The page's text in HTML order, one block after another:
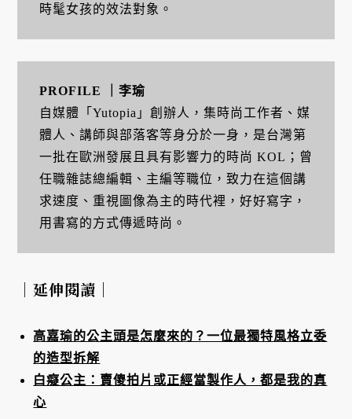
時髦女孩的效法對象。
PROFILE ｜李瑜
自媒體「Yutopia」創辦人，集時尚工作者、媒
體人、講師與部落客等身分於一身，是台灣第
一批在歐洲發展且具有影響力的時尚 KOL；曾
任職雜誌總編輯、主編等職位，致力在這個講
求速度、重視圖像為主的時代裡，好好寫字，
用書寫的方式傳遞時尚。
｜延伸閱讀｜
高嘉瑜的公主頭是怎麼來的？一位最獨特風格立委
的造型拆解
白癡公主：賣傻拍片或正經當製作人，都是我的真
心